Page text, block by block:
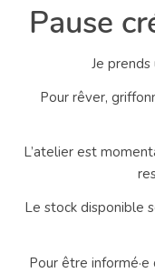
Pause
Je
Pour rêver,
L’atelier est
Le stock disponible
Pour être